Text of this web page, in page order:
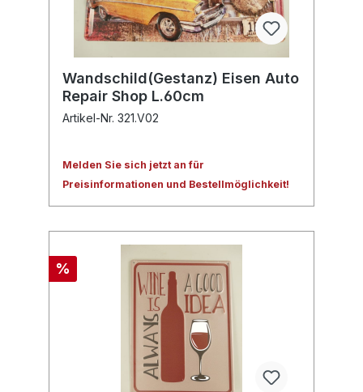
Wandschild(Gestanz) Eisen Auto
Repair Shop L.60cm
Artikel-Nr. 321.V02
Melden Sie sich jetzt an für
Preisinformationen und Bestellmöglichkeit!
%